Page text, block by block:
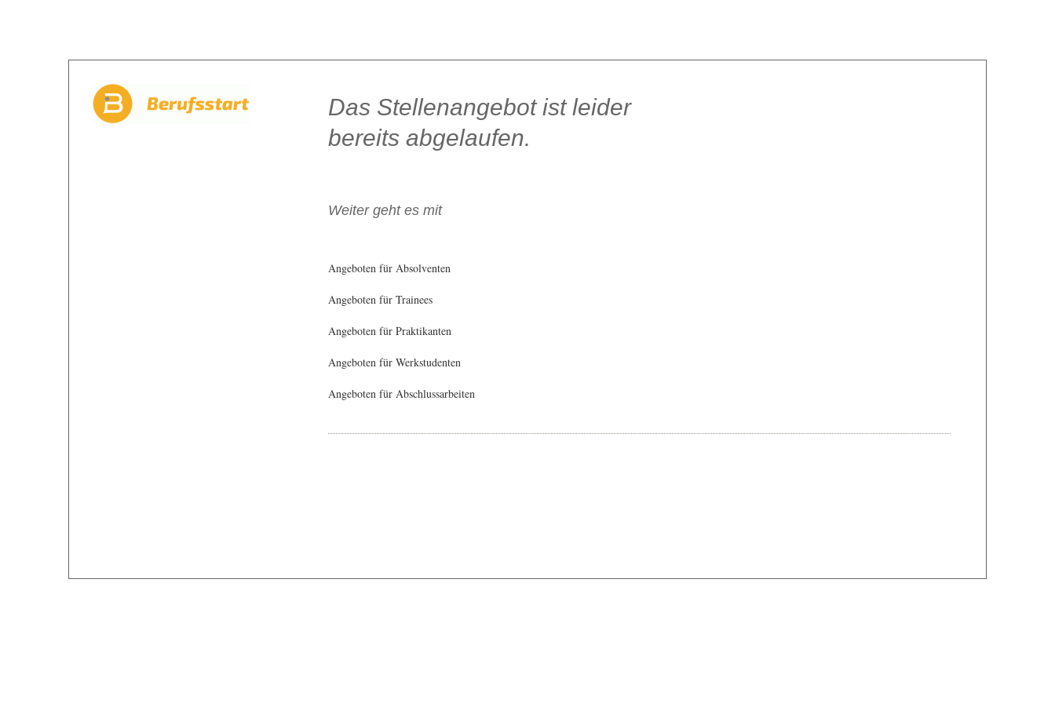
Das Stellenangebot ist leider
bereits abgelaufen.
Weiter geht es mit
Angeboten für Absolventen
Angeboten für Trainees
Angeboten für Praktikanten
Angeboten für Werkstudenten
Angeboten für Abschlussarbeiten